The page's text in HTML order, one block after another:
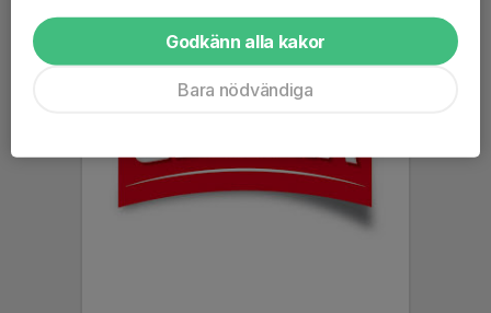
Godkänn alla kakor
Bara nödvändiga